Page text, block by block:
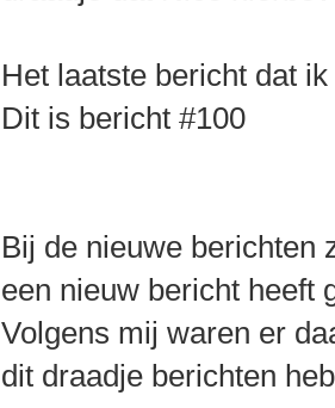
Het laatste bericht dat
Dit is bericht #100
Bij de nieuwe berichten
een nieuw bericht heeft
Volgens mij waren er
dit draadje berichten